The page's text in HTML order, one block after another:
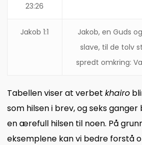
23:26
Jakob 1:1
Jakob, en Guds
slave, til de tolv
spredt omkring:
Tabellen viser at verbet khairo
som hilsen i brev, og seks
en ærefull hilsen til noen. På
eksemplene kan vi bedre forstå